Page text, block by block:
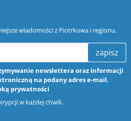
wiadomości z Piotrkowa i regionu.
zapisz
newslettera oraz informacji
na podany adres e-mail.
prywatności
w każdej chwili.